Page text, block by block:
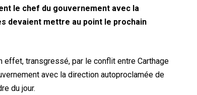
le chef du gouvernement avec la
devaient mettre au point le prochain
effet, transgressé, par le conflit entre Carthage
avec la direction autoproclamée de
du jour.